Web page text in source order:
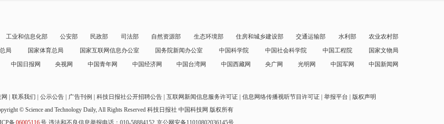
工业和信息化部 公安部 民政部 司法部 自然资源部 生态环境部 住房和城乡建设部 交通运输部 水利部
农业农村部
局
国家体育总局 国家互联网信息办公室 国务院新闻办公室 中国科学院 中国社会科学院 中国工程院
国家文物局
中国日报网
央视网 中国青年网 中国经济网 中国台湾网 中国西藏网 央广网 光明网 中国军网 中国新闻网
联系我们 公示公告 广告刊例 科技日报社公开招聘公告 互联网新闻信息服务许可证 信息网络传播视听节目许可证 举报平台
版权声明
© Science and Technology Daily, All Rights Reserved 科技日报社 中国科技网 版权所有
备06005116号 违法和不良信息举报电话：010-58884152 京公网安备11010802036145号